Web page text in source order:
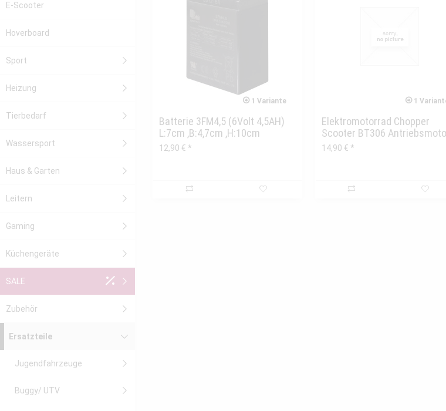
E-Scooter
Hoverboard
Sport
Heizung
Tierbedarf
Wassersport
Haus & Garten
Leitern
Gaming
Küchengeräte
SALE
Zubehör
Ersatzteile
Jugendfahrzeuge
Buggy/ UTV
1 Variante
Batterie 3FM4,5 (6Volt 4,5AH)
L:7cm ,B:4,7cm ,H:10cm
12,90 € *
1
Elektromotorrad Chopper
Scooter BT306
links/ rechts
14,90 € *